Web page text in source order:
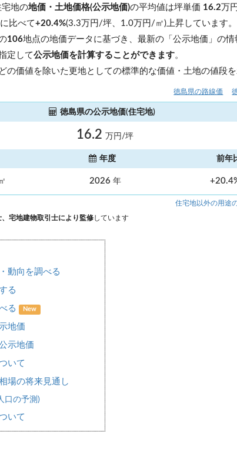
地の地価・土地価格(公示地価)の平均値は坪単価 16.2 万
比べて+20.4%(3.3万円/坪、1.0万円/㎡)上昇しています。
106地点の地価データに基づき、最新の「公示地価」の
定して公示地価を計算することができます。
の価値を除いた更地としての標準的な価値・土地の値段
徳島県の路線価
徳島県の公示地価(住宅地)
16.2万円/坪
年度 前年
2026 年
住宅地以外の用途
宅地建物取引士により監修しています
動向を調べる
る
る New
地価
示地価
いて
場の将来見通し
口の予測)
いて